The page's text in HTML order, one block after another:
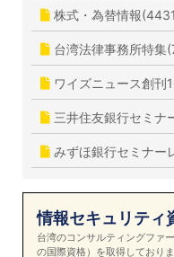
株式・為替情報
台湾法律事務所特集
ワイズニュース創刊
三井住友銀行セミナ
みずほ銀行セミナー
情報セキュリティ
台湾のコンサルティングファ
の国際資格）を取得しており